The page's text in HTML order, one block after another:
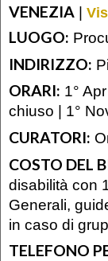
VENEZIA |
LUOGO:
INDIRIZZO:
ORARI: 1°
chiuso | 1°
CURATORI:
COSTO DEL
disabilità con
Generali,
in caso di
TELEFONO